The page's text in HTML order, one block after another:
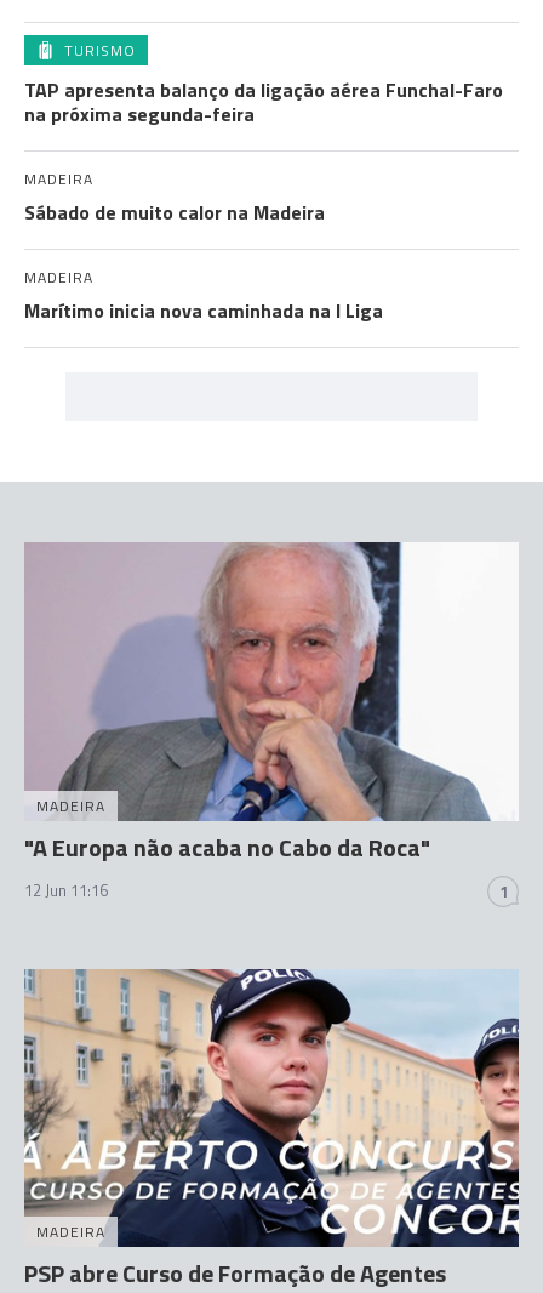
TURISMO
TAP apresenta balanço da ligação aérea Funchal-Faro
na próxima segunda-feira
MADEIRA
Sábado de muito calor na Madeira
MADEIRA
Marítimo inicia nova caminhada na I Liga
MADEIRA
"A Europa não acaba no Cabo da Roca"
12 Jun 11:16 1
MADEIRA
PSP abre Curso de Formação de Agentes